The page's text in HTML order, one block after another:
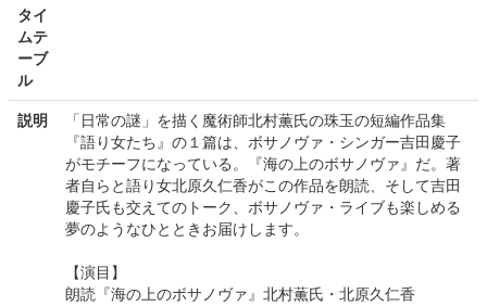
タイ
ムテ
ーブ
ル
説明
「日常の謎」を描く魔術師北村薫氏の珠玉の短編作品集
『語り女たち』の１篇は、ボサノヴァ・シンガー吉田慶子
がモチーフになっている。『海の上のボサノヴァ』だ。著
者自らと語り女北原久仁香がこの作品を朗読、そして吉田
慶子氏も交えてのトーク、ボサノヴァ・ライブも楽しめる
夢のようなひとときお届けします。
【演目】
朗読『海の上のボサノヴァ』北村薫氏・北原久仁香